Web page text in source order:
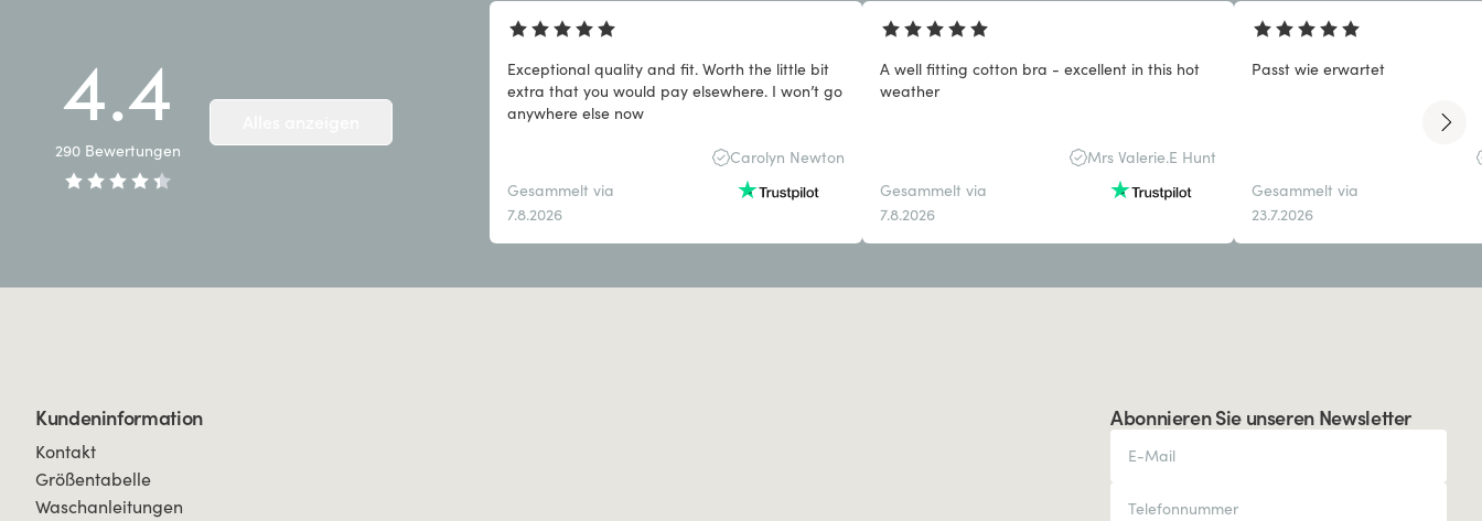
4.4
290 Bewertungen
Exceptional quality and fit. Worth the little bit
extra that you would pay elsewhere. I won’t go
anywhere else now
Carolyn Newton
Gesammelt via
7.8.2026
A well fitting cotton bra - excellent in this hot
weather
Mrs Valerie.E Hunt
Gesammelt via
7.8.2026
Passt wie erwartet
Gesammelt via
23.7.2026
Abonnieren Sie unseren Newsletter
Kundeninformation
Kontakt
Größentabelle
Waschanleitungen